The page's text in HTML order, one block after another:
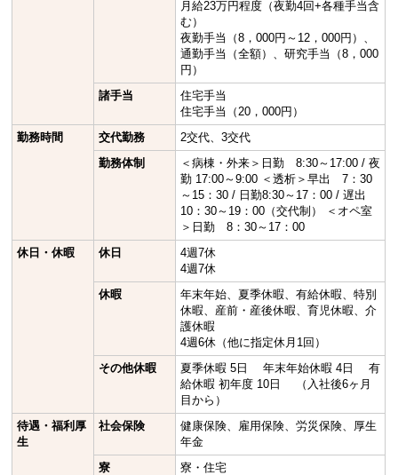
月給23万円程度（夜勤4回+各種手当含
む）
夜勤手当（8，000円～12，000円）、
通勤手当（全額）、研究手当（8，000
円）
諸手当
住宅手当
住宅手当（20，000円）
勤務時間
交代勤務
2交代、3交代
勤務体制
＜病棟・外来＞日勤 8:30～17:00 / 夜
勤 17:00～9:00 ＜透析＞早出 7：30
～15：30 / 日勤8:30～17：00 / 遅出
10：30～19：00（交代制） ＜オペ室
＞日勤 8：30～17：00
休日・休暇
休日
4週7休
4週7休
休暇
年末年始、夏季休暇、有給休暇、特別
休暇、産前・産後休暇、育児休暇、介
護休暇
4週6休（他に指定休月1回）
その他休暇
夏季休暇 5日 年末年始休暇 4日 有
給休暇 初年度 10日 （入社後6ヶ月
目から）
待遇・福利厚
生
社会保険
健康保険、雇用保険、労災保険、厚生
年金
寮
寮・住宅